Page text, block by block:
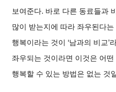
보여준다. 바로 다른 동료들과
많이 받는지에 따라 좌우된다는
행복이라는 것이 ‘남과의 비교’
좌우되는 것이라면 이것은 어
행복할 수 있는 방법은 없는 것